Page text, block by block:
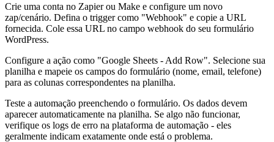
Crie uma conta no Zapier ou Make e configure um novo
zap/cenário. Defina o trigger como "Webhook" e copie a URL
fornecida. Cole essa URL no campo webhook do seu formulário
WordPress.
Configure a ação como "Google Sheets - Add Row". Selecione sua
planilha e mapeie os campos do formulário (nome, email, telefone)
para as colunas correspondentes na planilha.
Teste a automação preenchendo o formulário. Os dados devem
aparecer automaticamente na planilha. Se algo não funcionar,
verifique os logs de erro na plataforma de automação - eles
geralmente indicam exatamente onde está o problema.